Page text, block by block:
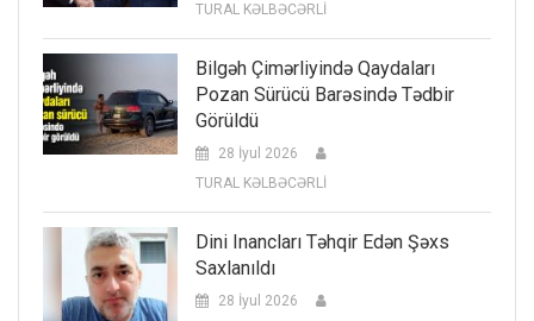
TURAL KƏLBƏCƏRLİ
Bilgəh Çimərliyində Qaydaları
Pozan Sürücü Barəsində Tədbir
Görüldü
28 İyul 2026
TURAL KƏLBƏCƏRLİ
Dini Inancları Təhqir Edən Şəxs
Saxlanıldı
28 İyul 2026